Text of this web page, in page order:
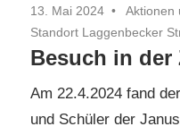
13. Mai 2024 Aktionen
Standort Laggenbecker
Besuch in der
Am 22.4.2024 fand
und Schüler der